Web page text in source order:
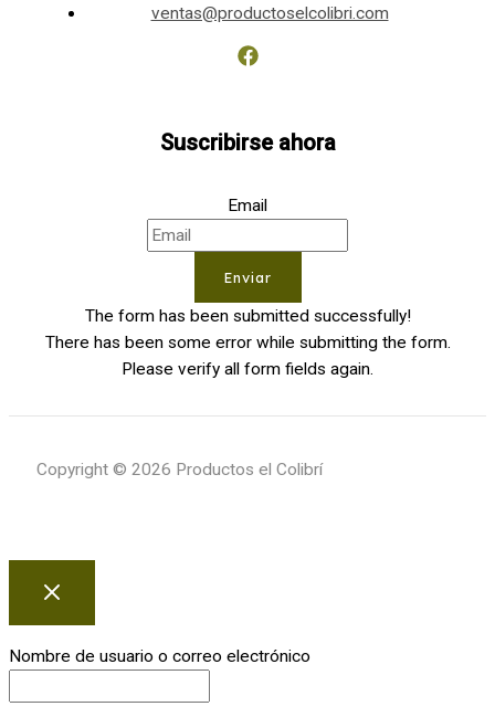
ventas@productoselcolibri.com
Suscribirse ahora
Email
Enviar
The form has been submitted successfully!
There has been some error while submitting the form.
Please verify all form fields again.
Copyright © 2026 Productos el Colibrí
Nombre de usuario o correo electrónico